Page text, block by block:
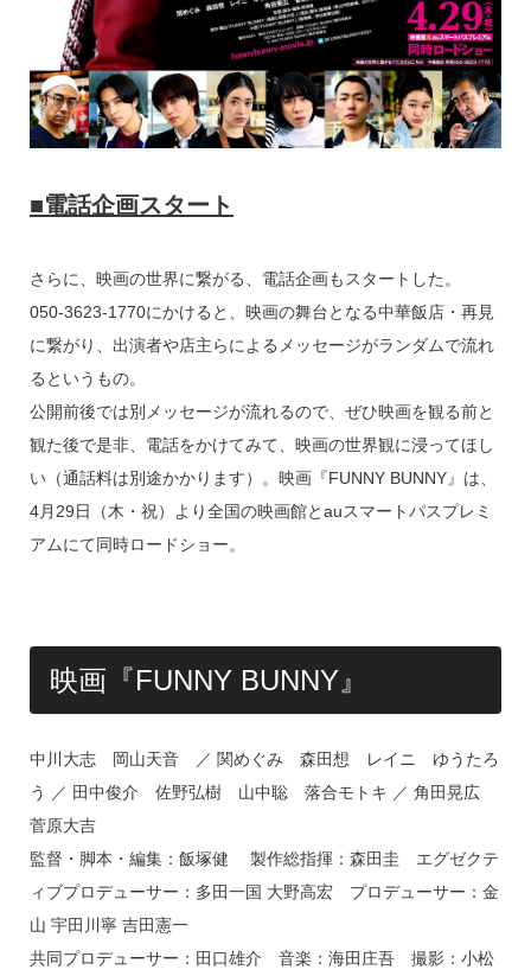
■電話企画スタート
さらに、映画の世界に繋がる、電話企画もスタートした。
050-3623-1770にかけると、映画の舞台となる中華飯店・再見
に繋がり、出演者や店主らによるメッセージがランダムで流れ
るというもの。
公開前後では別メッセージが流れるので、ぜひ映画を観る前と
観た後で是非、電話をかけてみて、映画の世界観に浸ってほし
い（通話料は別途かかります）。映画『FUNNY BUNNY』は、
4月29日（木・祝）より全国の映画館とauスマートパスプレミ
アムにて同時ロードショー。
映画『FUNNY BUNNY』
中川大志 岡山天音 ／ 関めぐみ 森田想 レイニ ゆうたろ
う ／ 田中俊介 佐野弘樹 山中聡 落合モトキ ／ 角田晃広
菅原大吉
監督・脚本・編集：飯塚健 製作総指揮：森田圭 エグゼクテ
ィブプロデューサー：多田一国 大野高宏 プロデューサー：金
山 宇田川寧 吉田憲一
共同プロデューサー：田口雄介 音楽：海田庄吾 撮影：小松